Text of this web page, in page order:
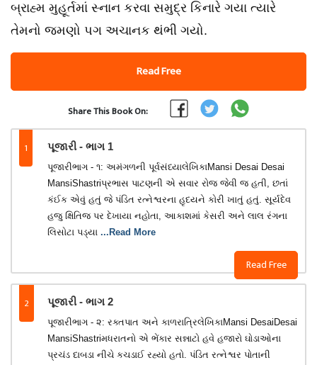
બ્રાહ્મ મુહૂર્તમાં સ્નાન કરવા સમુદ્ર કિનારે ગયા ત્યારે
તેમનો જમણો પગ અચાનક થંભી ગયો.
Read Free
Share This Book On:
1 પૂજારી - ભાગ 1
Read Free
પૂજારીભાગ - ૧: અમંગળની પૂર્વસંધ્યાલેખિકાMansi Desai Desai
MansiShastri​પ્રભાસ પાટણની એ સવાર રોજ જેવી જ હતી, છતાં
કંઈક એવું હતું જે પંડિત રત્નેશ્વરના હૃદયને કોરી ખાતું હતું. સૂર્યદેવ
હજુ ક્ષિતિજ પર દેખાયા નહોતા, આકાશમાં કેસરી અને લાલ રંગના
લિસોટા પડ્યા ...Read More
2 પૂજારી - ભાગ 2
પૂજારીભાગ - ૨: રક્તપાત અને કાળરાત્રિલેખિકાMansi DesaiDesai
MansiShastri​મધરાતનો એ ભેંકાર સન્નાટો હવે હજારો ઘોડાઓના
પ્રચંડ દાબડા નીચે કચડાઈ રહ્યો હતો. પંડિત રત્નેશ્વર પોતાની